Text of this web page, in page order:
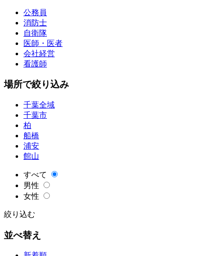
公務員
消防士
自衛隊
医師・医者
会社経営
看護師
場所で絞り込み
千葉全域
千葉市
柏
船橋
浦安
館山
すべて
男性
女性
絞り込む
並べ替え